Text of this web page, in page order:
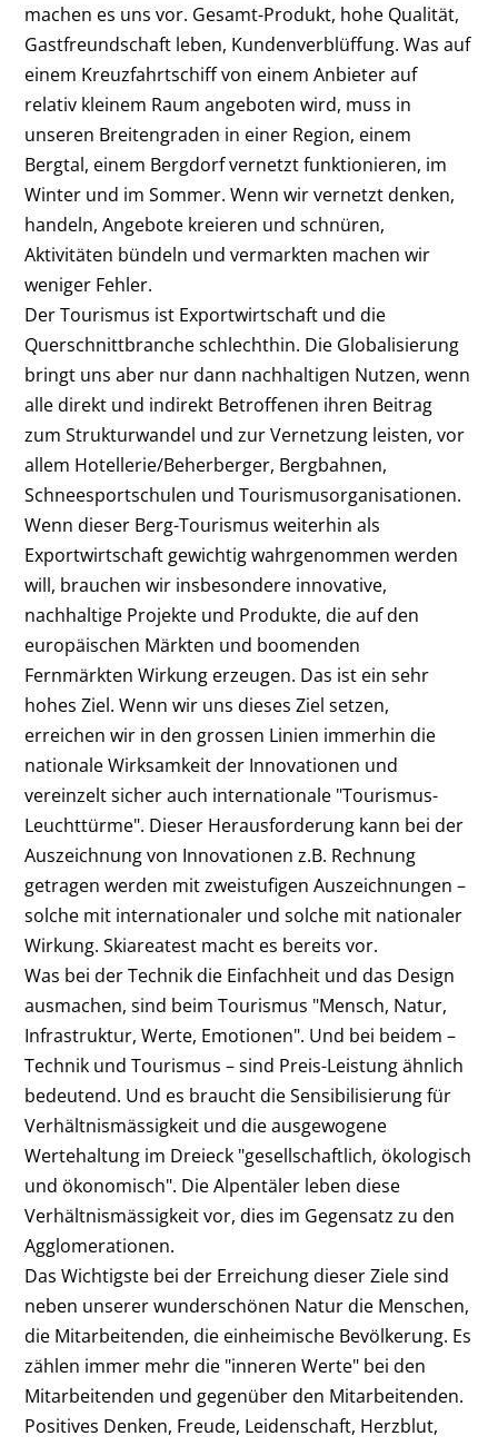
machen es uns vor. Gesamt-Produkt, hohe Qualität,
Gastfreundschaft leben, Kundenverblüffung. Was auf
einem Kreuzfahrtschiff von einem Anbieter auf
relativ kleinem Raum angeboten wird, muss in
unseren Breitengraden in einer Region, einem
Bergtal, einem Bergdorf vernetzt funktionieren, im
Winter und im Sommer. Wenn wir vernetzt denken,
handeln, Angebote kreieren und schnüren,
Aktivitäten bündeln und vermarkten machen wir
weniger Fehler.
Der Tourismus ist Exportwirtschaft und die
Querschnittbranche schlechthin. Die Globalisierung
bringt uns aber nur dann nachhaltigen Nutzen, wenn
alle direkt und indirekt Betroffenen ihren Beitrag
zum Strukturwandel und zur Vernetzung leisten, vor
allem Hotellerie/Beherberger, Bergbahnen,
Schneesportschulen und Tourismusorganisationen.
Wenn dieser Berg-Tourismus weiterhin als
Exportwirtschaft gewichtig wahrgenommen werden
will, brauchen wir insbesondere innovative,
nachhaltige Projekte und Produkte, die auf den
europäischen Märkten und boomenden
Fernmärkten Wirkung erzeugen. Das ist ein sehr
hohes Ziel. Wenn wir uns dieses Ziel setzen,
erreichen wir in den grossen Linien immerhin die
nationale Wirksamkeit der Innovationen und
vereinzelt sicher auch internationale "Tourismus-
Leuchttürme". Dieser Herausforderung kann bei der
Auszeichnung von Innovationen z.B. Rechnung
getragen werden mit zweistufigen Auszeichnungen –
solche mit internationaler und solche mit nationaler
Wirkung. Skiareatest macht es bereits vor.
Was bei der Technik die Einfachheit und das Design
ausmachen, sind beim Tourismus "Mensch, Natur,
Infrastruktur, Werte, Emotionen". Und bei beidem –
Technik und Tourismus – sind Preis-Leistung ähnlich
bedeutend. Und es braucht die Sensibilisierung für
Verhältnismässigkeit und die ausgewogene
Wertehaltung im Dreieck "gesellschaftlich, ökologisch
und ökonomisch". Die Alpentäler leben diese
Verhältnismässigkeit vor, dies im Gegensatz zu den
Agglomerationen.
Das Wichtigste bei der Erreichung dieser Ziele sind
neben unserer wunderschönen Natur die Menschen,
die Mitarbeitenden, die einheimische Bevölkerung. Es
zählen immer mehr die "inneren Werte" bei den
Mitarbeitenden und gegenüber den Mitarbeitenden.
Positives Denken, Freude, Leidenschaft, Herzblut,